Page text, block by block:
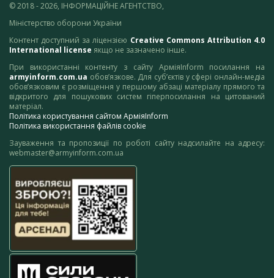
© 2018 - 2026, ІНФОРМАЦІЙНЕ АГЕНТСТВО,
Міністерство оборони України
Контент доступний за ліцензією Creative Commons Attribution 4.0
International license якщо не зазначено інше.
При використанні контенту з сайту АрміяInform посилання на
armyinform.com.ua обов’язкове. Для суб’єктів у сфері онлайн-медіа
обов’язковим є розміщення у першому абзаці матеріалу прямого та
відкритого для пошукових систем гіперпосилання на цитований
матеріал.
Політика користування сайтом АрміяInform
Політика використання файлів cookie
Зауваження та пропозиції по роботі сайту надсилайте на адресу:
webmaster@armyinform.com.ua